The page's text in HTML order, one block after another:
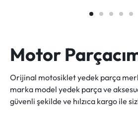
Motor
Orijinal motosiklet yedek parça
marka model yedek parça ve
güvenli şekilde ve hılzıca kargo ile